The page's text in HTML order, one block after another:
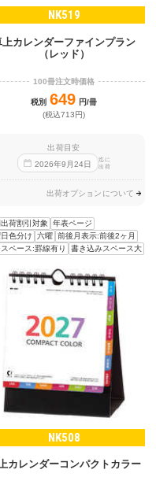
NK519
上カレンダーファインプラン
（レッド）
100冊注文時価格
税別 649 円/冊
(税込713円)
出荷目安
2026年9 月24日
迄に
出荷
出荷オプションについて
荷割引対象
年表ページ
色分け
六曜 前後月表示:前後2ヶ月
スペース:罫線有り
書き込みスペース大
NK508
カレンダーコンパクトカラー